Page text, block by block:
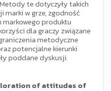
te dotyczyły takich
marki w grze, zgodność
produktu
dla graczy związane
metodyczne
potencjalne kierunki
poddane dyskusji.
of attitudes of